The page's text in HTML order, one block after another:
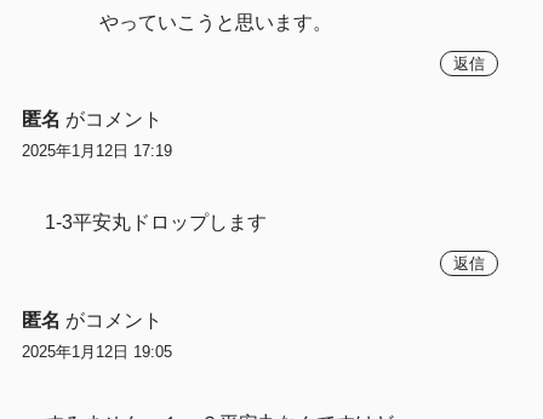
やっていこうと思います。
返信
匿名 がコメント
2025年1月12日 17:19
1-3平安丸ドロップします
返信
匿名 がコメント
2025年1月12日 19:05